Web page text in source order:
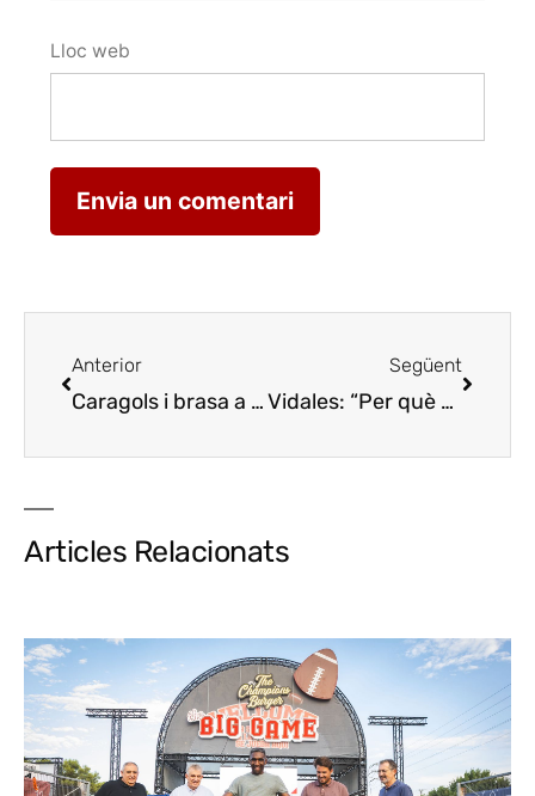
Lloc web
Anterior
Caragols i brasa a l,Eix Caracoles i brasa en el
Següent
Vidales: “Per què no treure profit d’aquesta bogeria que vivim?”
Articles Relacionats